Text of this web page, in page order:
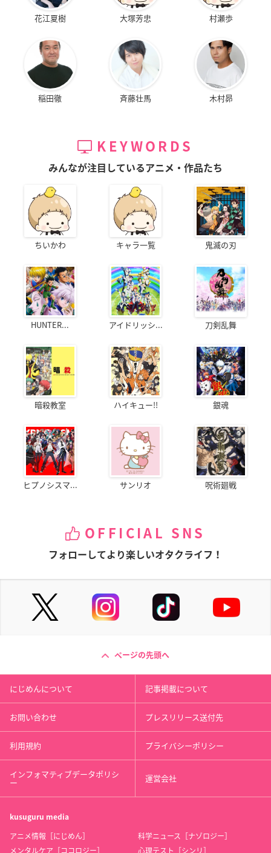
花江夏樹 大塚芳忠 村瀬歩
稲田徹 斉藤壮馬 木村昴
KEYWORDS
みんなが注目しているアニメ・作品たち
ちいかわ キャラ一覧 鬼滅の刃
HUNTER... アイドリッシ... 刀剣乱舞
暗殺教室 ハイキュー!! 銀魂
ヒプノシスマ... サンリオ 呪術廻戦
OFFICIAL SNS
フォローしてより楽しいオタクライフ！
ページの先頭へ
にじめんについて 記事掲載について
お問い合わせ プレスリリース送付先
利用規約 プライバシーポリシー
インフォマティブデータポリシ
ー 運営会社
kusuguru media
アニメ情報［にじめん］
科学ニュース［ナゾロジー］
メンタルケア［ココロジー］
心理テスト［シンリ］